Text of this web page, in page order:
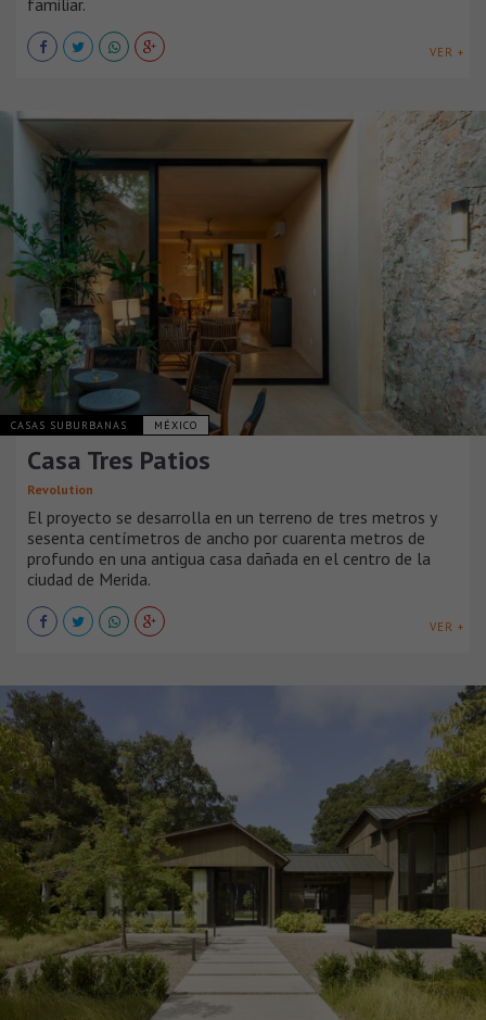
familiar.
VER +
CASAS SUBURBANAS MÉXICO
Casa Tres Patios
Revolution
El proyecto se desarrolla en un terreno de tres metros y
sesenta centímetros de ancho por cuarenta metros de
profundo en una antigua casa dañada en el centro de la
ciudad de Merida.
VER +